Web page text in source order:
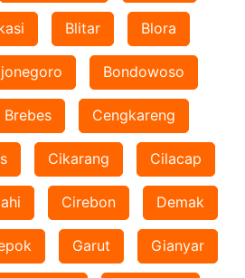
Blitar Blora
Bondowoso
Brebes Cengkareng
Cikarang Cilacap
Cirebon Demak
Garut Gianyar